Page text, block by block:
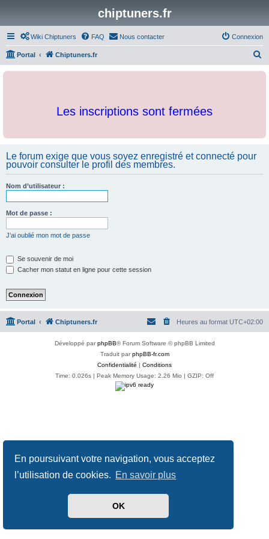
En poursuivant votre navigation, vous acceptez
l’utilisation de cookies. En savoir plus
OK
chiptuners.fr
Wiki Chiptuners FAQ Nous contacter Connexion
Portal Chiptuners.fr
c
Les inscriptions sont fermées
Le forum exige que vous soyez enregistré et connecté pour
pouvoir consulter le profil des membres.
Nom d’utilisateur :
Mot de passe :
J’ai oublié mon mot de passe
Se souvenir de moi
Cacher mon statut en ligne pour cette session
Portal Chiptuners.fr Heures au format UTC+02:00
Développé parphpBB® Forum Software © phpBB Limited
Traduit parphpBB-fr.com
Confidentialité | Conditions
Time: 0.026s | Peak Memory Usage: 2.26 Mio | GZIP: Off